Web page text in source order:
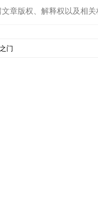
章版权、解释权以及相
门